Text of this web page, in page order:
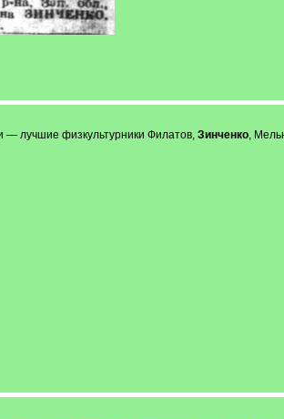
— лучшие физкультурники Филатов, Зинченко,